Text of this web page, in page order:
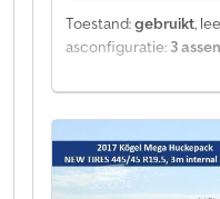
Toestand:gebruikt,
asconfiguratie: 3 assen
,
mechanisch,
luchtvering, achterste
elektronisch
stekker, antispray.
voertuigen vindt u op